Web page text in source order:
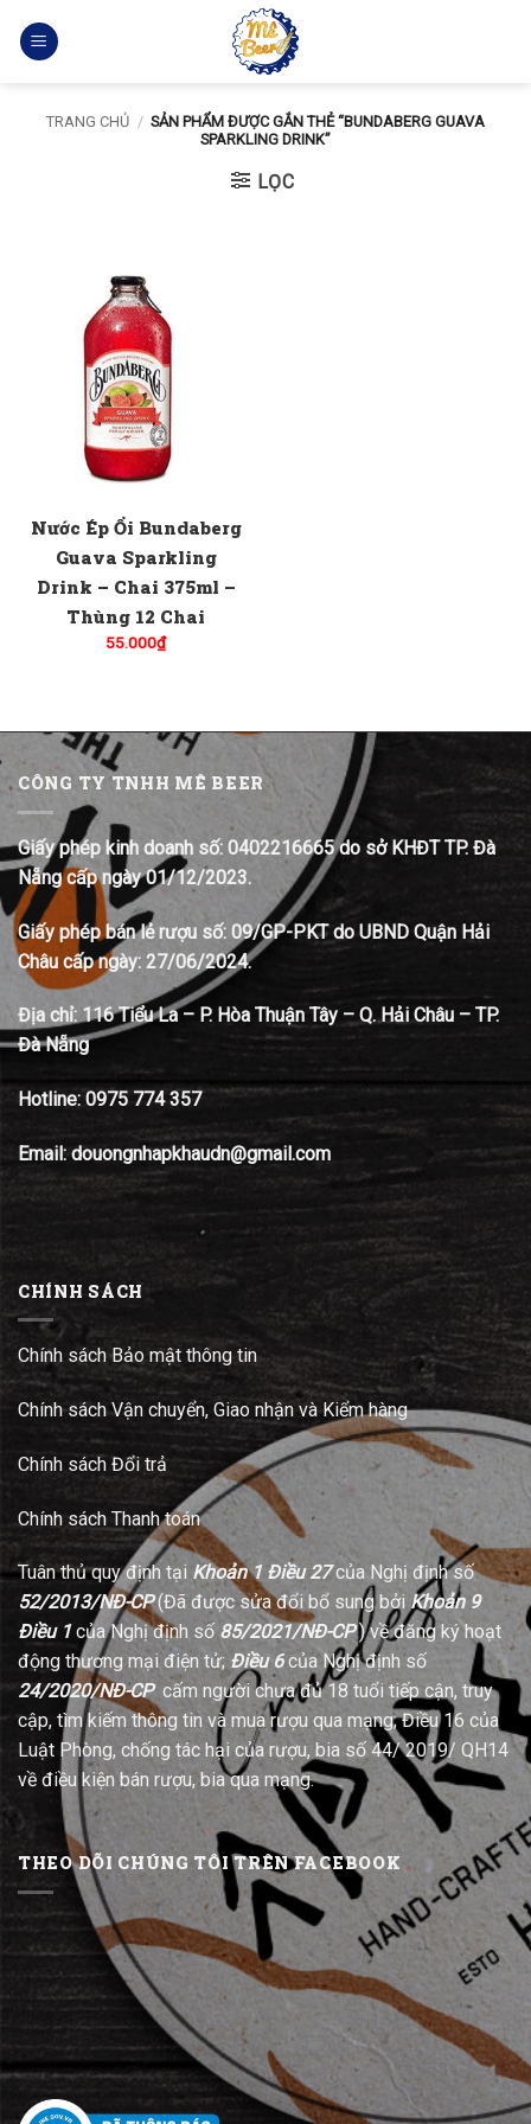
qua
TRANG CHỦ / SẢN PHẨM ĐƯỢC GẮN THẺ “BUNDABERG GUAVA
SPARKLING DRINK”
LỌC
Nước Ép Ổi Bundaberg
Guava Sparkling
Drink – Chai 375ml –
Thùng 12 Chai
55.000₫
CÔNG TY TNHH MÊ BEER
Giấy phép kinh doanh số: 0402216665 do sở KHĐT TP. Đà
Nẵng cấp ngày 01/12/2023.
Giấy phép bán lẻ rượu số: 09/GP-PKT do UBND Quận Hải
Châu cấp ngày: 27/06/2024.
Địa chỉ: 116 Tiểu La – P. Hòa Thuận Tây – Q. Hải Châu – TP.
Đà Nẵng
Hotline: 0975 774 357
Email: douongnhapkhaudn@gmail.com
CHÍNH SÁCH
Chính sách Bảo mật thông tin
Chính sách Vận chuyển, Giao nhận và Kiểm hàng
Chính sách Đổi trả
Chính sách Thanh toán
Tuân thủ quy định tại Khoản 1 Điều 27của Nghị định số
52/2013/NĐ-CP(Đã được sửa đổi bổ sung bởi Khoản 9
Điều 1của Nghị định số 85/2021/NĐ-CP) về đăng ký hoạt
động thương mại điện tử; Điều 6của Nghị định số
24/2020/NĐ-CPcấm người chưa đủ 18 tuổi tiếp cận, truy
cập, tìm kiếm thông tin và mua rượu qua mạng; Điều 16 của
Luật Phòng, chống tác hại của rượu, bia số 44/ 2019/ QH14
về điều kiện bán rượu, bia qua mạng.
THEO DÕI CHÚNG TÔI TRÊN FACEBOOK